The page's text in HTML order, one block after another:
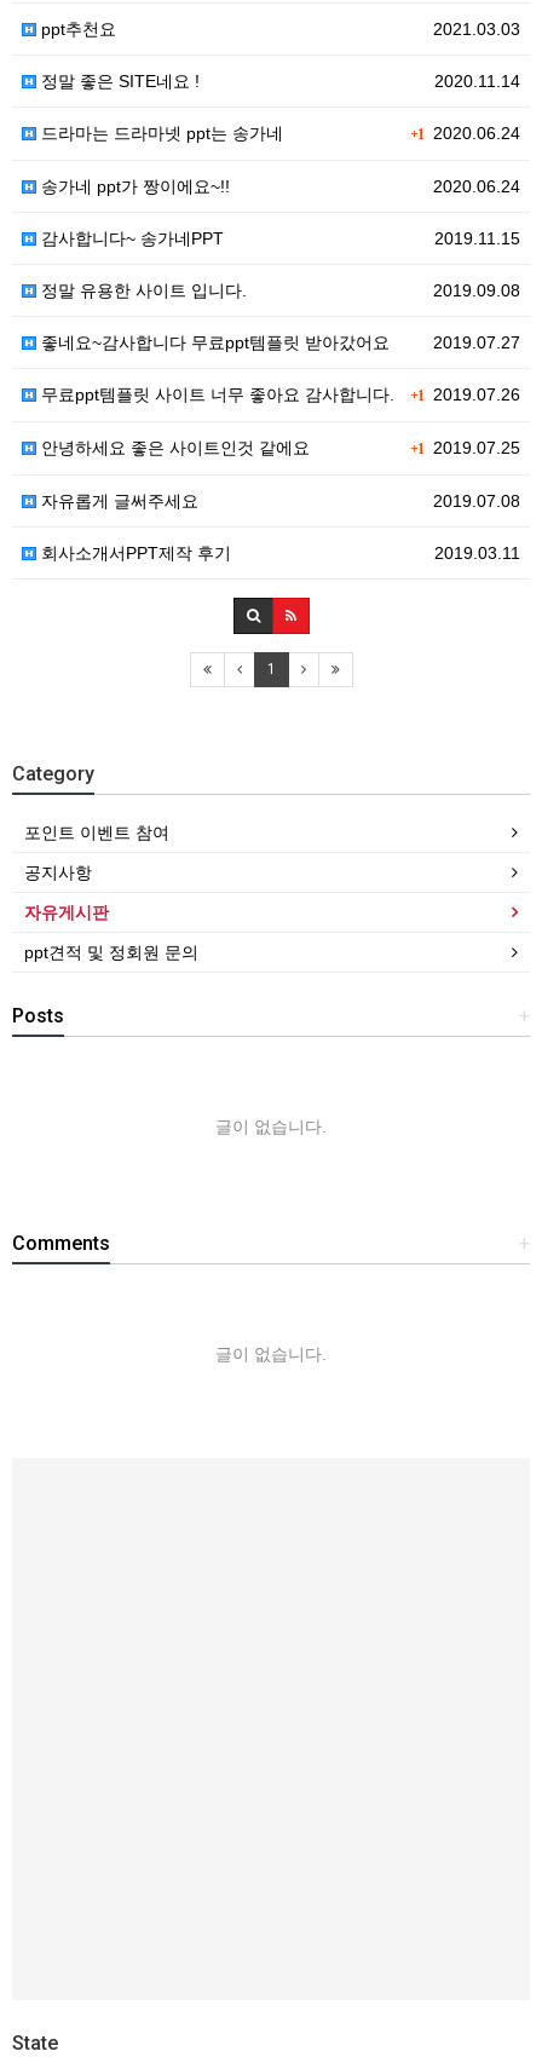
2021.03.03
ppt추천요
2020.11.14
정말 좋은 SITE네요 !
+1 2020.06.24
드라마는 드라마넷 ppt는 송가네
2020.06.24
송가네 ppt가 짱이에요~!!
2019.11.15
감사합니다~ 송가네PPT
2019.09.08
정말 유용한 사이트 입니다.
2019.07.27
좋네요~감사합니다 무료ppt템플릿 받아갔어요
+1 2019.07.26
무료ppt템플릿 사이트 너무 좋아요 감사합니다.
+1 2019.07.25
안녕하세요 좋은 사이트인것 같에요
2019.07.08
자유롭게 글써주세요
2019.03.11
회사소개서PPT제작 후기
1
Category
포인트 이벤트 참여
공지사항
자유게시판
ppt견적 및 정회원 문의
+
Posts
글이 없습니다.
+
Comments
글이 없습니다.
State